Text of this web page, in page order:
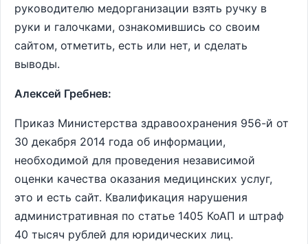
руководителю медорганизации взять ручку в
руки и галочками, ознакомившись со своим
сайтом, отметить, есть или нет, и сделать
выводы.
Алексей Гребнев:
Приказ Министерства здравоохранения 956-й от
30 декабря 2014 года об информации,
необходимой для проведения независимой
оценки качества оказания медицинских услуг,
это и есть сайт. Квалификация нарушения
административная по статье 1405 КоАП и штраф
40 тысяч рублей для юридических лиц.